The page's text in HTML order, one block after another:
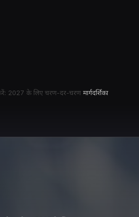
करें: 2027 के लिए चरण-दर-चरण मार्गदर्शिका